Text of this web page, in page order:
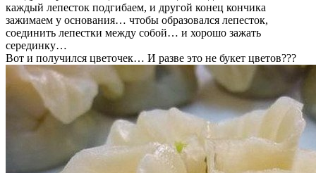
каждый лепесток подгибаем, и другой конец кончика
зажимаем у основания… чтобы образовался лепесток,
соединить лепестки между собой… и хорошо зажать
серединку…
Вот и получился цветочек… И разве это не букет цветов???